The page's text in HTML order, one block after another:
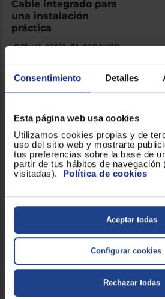
Consentimiento Detalles
Esta página web usa cookies
Utilizamos cookies propias y de
uso del sitio web y mostrarte
tus preferencias sobre la base de
partir de tus hábitos de navegación
visitadas). Política de cookies
Aceptar todas
Configurar cookies
Rechazar todas
Cable integrado para
una instalación
práctica
Incluye cable de conexión
Descripción del
producto
Descripción del producto
Placa vitrocerámica de terminación
cocción una de ellas de 32 cm.
Funciones: Sprint. Limpieza.